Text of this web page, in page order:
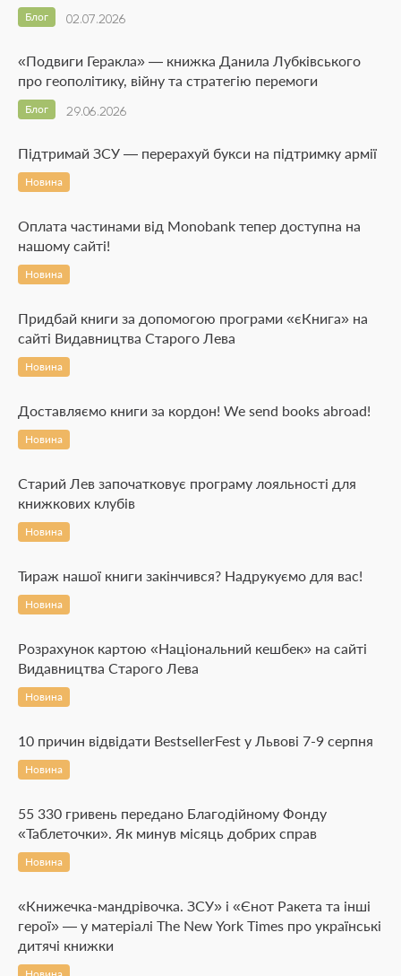
02.07.2026
Блог
«Подвиги Геракла» — книжка Данила Лубківського
про геополітику, війну та стратегію перемоги
29.06.2026
Блог
Підтримай ЗСУ — перерахуй букси на підтримку армії
Новина
Оплата частинами від Monobank тепер доступна на
нашому сайті!
Новина
Придбай книги за допомогою програми «єКнига» на
сайті Видавництва Старого Лева
Новина
Доставляємо книги за кордон! We send books abroad!
Новина
Старий Лев започатковує програму лояльності для
книжкових клубів
Новина
Тираж нашої книги закінчився? Надрукуємо для вас!
Новина
Розрахунок картою «Національний кешбек» на сайті
Видавництва Старого Лева
Новина
10 причин відвідати BestsellerFest у Львові 7-9 серпня
Новина
55 330 гривень передано Благодійному Фонду
«Таблеточки». Як минув місяць добрих справ
Новина
«Книжечка-мандрівочка. ЗСУ» і «Єнот Ракета та інші
герої» — у матеріалі The New York Times про українські
дитячі книжки